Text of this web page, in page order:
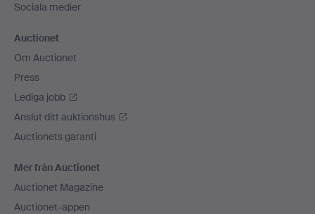
Sociala medier
Auctionet
Om Auctionet
Press
Lediga jobb
Anslut ditt auktionshus
Auctionets garanti
Mer från Auctionet
Auctionet Magazine
Auctionet-appen